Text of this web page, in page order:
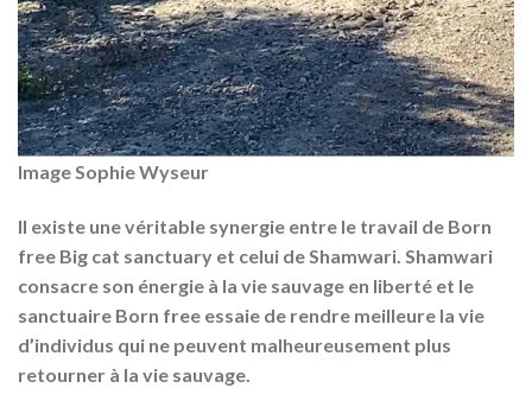
Image Sophie Wyseur
Il existe une véritable synergie entre le travail de Born
free Big cat sanctuary et celui de Shamwari. Shamwari
consacre son énergie à la vie sauvage en liberté et le
sanctuaire Born free essaie de rendre meilleure la vie
d’individus qui ne peuvent malheureusement plus
retourner à la vie sauvage.